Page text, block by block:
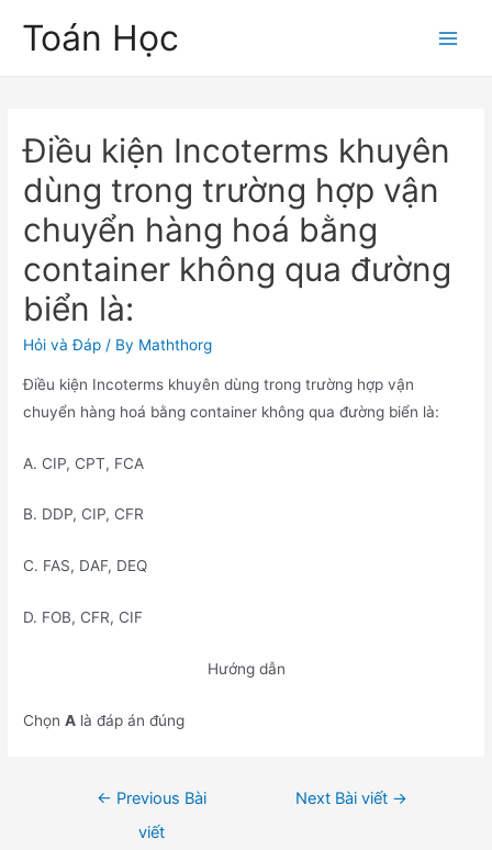
Toán Học
Điều kiện Incoterms khuyên
dùng trong trường hợp vận
chuyển hàng hoá bằng
container không qua đường
biển là:
Hỏi và Đáp / By Maththorg
Điều kiện Incoterms khuyên dùng trong trường hợp vận
chuyển hàng hoá bằng container không qua đường biển là:
A. CIP, CPT, FCA
B. DDP, CIP, CFR
C. FAS, DAF, DEQ
D. FOB, CFR, CIF
Hướng dẫn
ChọnA là đáp án đúng
← Previous Bài
viết
Next Bài viết →